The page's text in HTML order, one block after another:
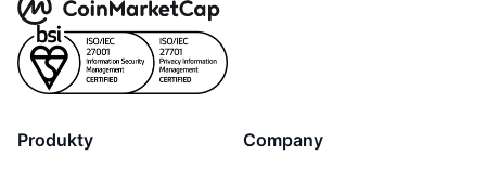
Produkty Company